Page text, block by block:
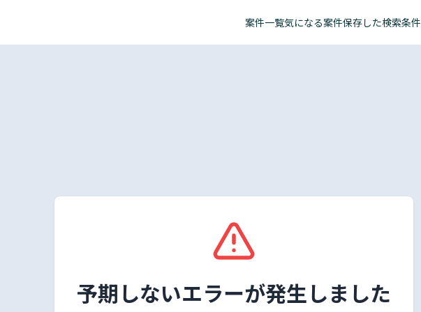
案件一覧気になる案件保存した検索条件
予期しないエラーが発生しました